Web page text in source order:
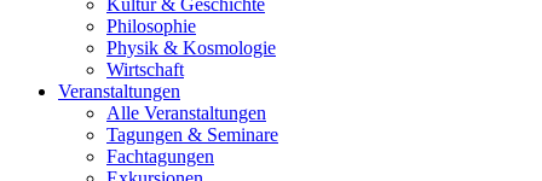
Kultur & Geschichte
Philosophie
Physik & Kosmologie
Wirtschaft
Veranstaltungen
Alle Veranstaltungen
Tagungen & Seminare
Fachtagungen